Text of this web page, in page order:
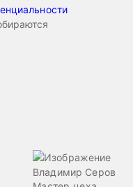
Владимир Серов